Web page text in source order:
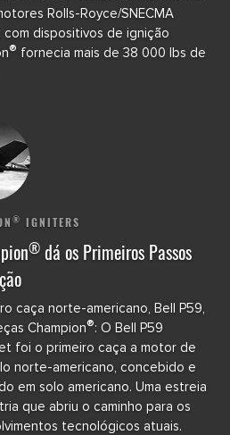
Rolls-Royce/SNECMA
com dispositivos de ignição
® fornecia mais de 38 000 lbs de
® IGNITERS
® dá os Primeiros Passos
caça norte-americano, Bell P59,
Champion®: O Bell P59
foi o primeiro caça a motor de
norte-americano, concebido e
em solo americano. Uma estreia
que abriu o caminho para os
tecnológicos atuais.